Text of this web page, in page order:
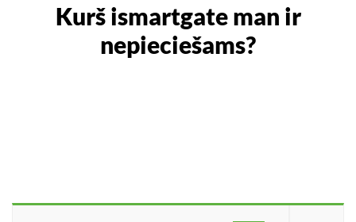
Kurš ismartgate man ir
nepieciešams?